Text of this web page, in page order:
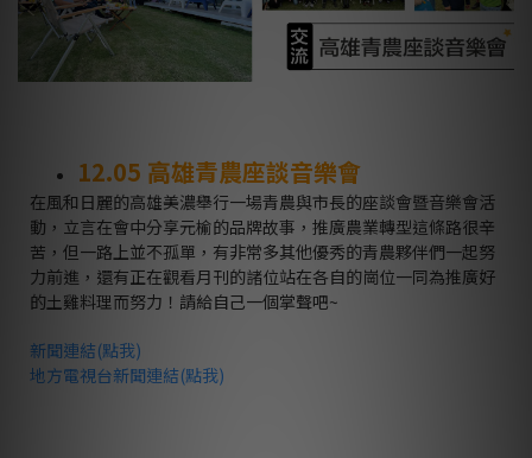
12.05 高雄青農座談音樂會
在風和日麗的高雄美濃舉行一場青農與市長的座談會暨音樂會活
動，立言在會中分享元榆的品牌故事，推廣農業轉型這條路很辛
苦，但一路上並不孤單，有非常多其他優秀的青農夥伴們一起努
力前進，還有正在觀看月刊的諸位站在各自的崗位一同為推廣好
的土雞料理而努力！請給自己一個掌聲吧~
新聞連結(點我)
地方電視台新聞連結(點我)